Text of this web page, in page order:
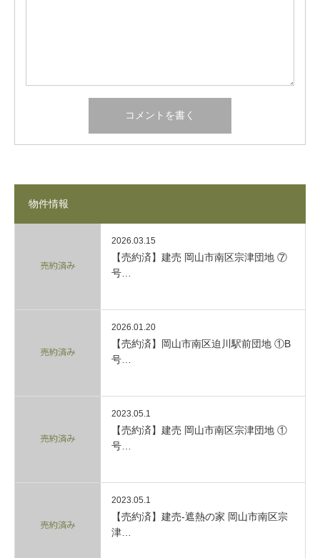
物件情報
2026.03.15
【売約済】建売 岡山市南区宗津団地 ⑦
号…
2026.01.20
【売約済】岡山市南区迫川駅前団地 ①B
号…
2023.05.1
【売約済】建売 岡山市南区宗津団地 ①
号…
2023.05.1
【売約済】建売-遮熱の家 岡山市南区宗
津…